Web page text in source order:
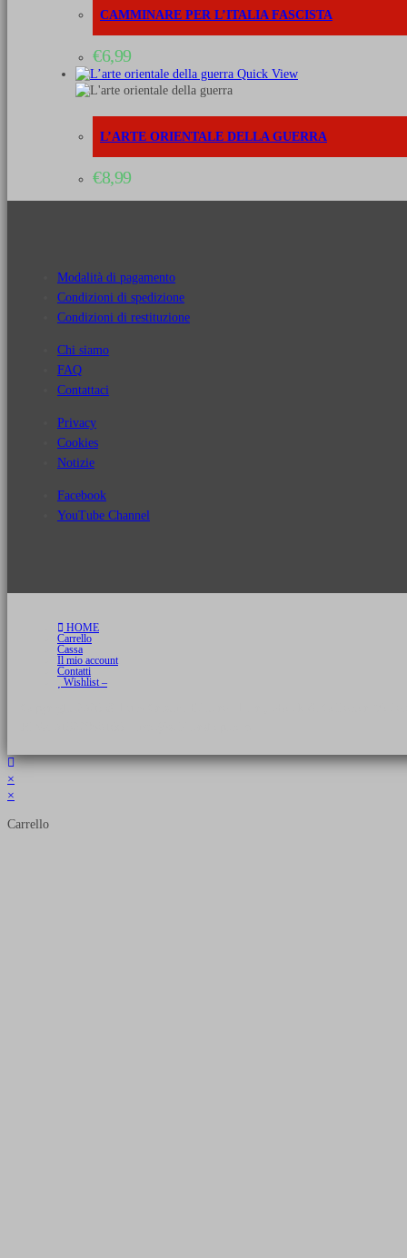
CAMMINARE PER L’ITALIA FASCISTA
€6,99
Quick View
L’ARTE ORIENTALE DELLA GUERRA
€8,99
Modalità di pagamento
Condizioni di spedizione
Condizioni di restituzione
Chi siamo
FAQ
Contattaci
Privacy
Cookies
Notizie
Facebook
YouTube Channel
HOME
Carrello
Cassa
Il mio account
Contatti
Wishlist –
×
×
Carrello